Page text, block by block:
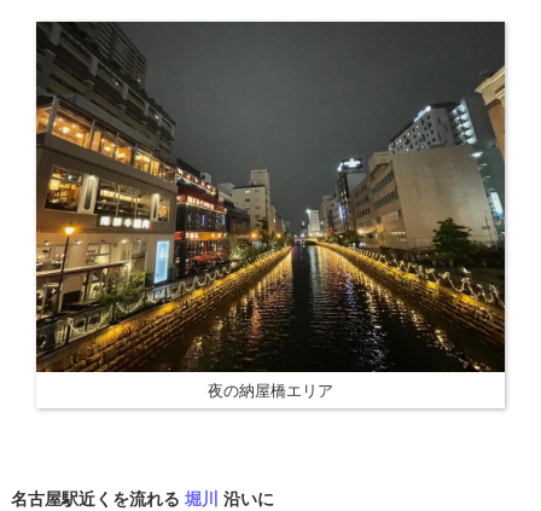
夜の納屋橋エリア
名古屋駅近くを流れる 堀川 沿いに